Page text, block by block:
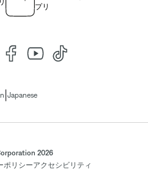
プリ
Japanese
2026
ポリシーアクセシビリティ